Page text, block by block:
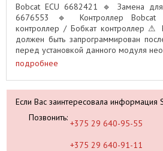
Bobcat ECU 6682421 🔹 Замена
6676553 🔹 Контроллер
контроллер / Бобкат контроллер ⚠
должен быть запрограммирован
перед установкой данного модуля
подробнее
Если Вас заинтересовала
Позвонить:
+375 29 640-95-55
+375 29 640-91-11